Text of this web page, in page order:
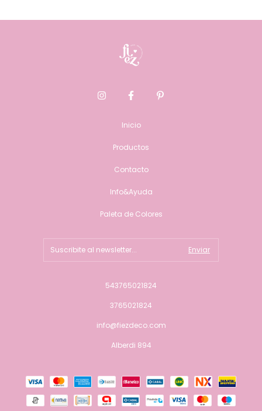
Inicio
Productos
Contacto
Info&Ayuda
Paleta de Colores
543765021824
3765021824
info@fiezdeco.com
Alberdi 894